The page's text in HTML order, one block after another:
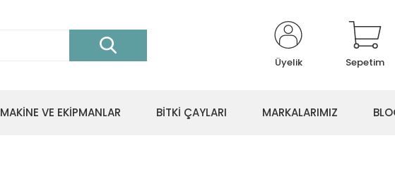
Üyelik Sepetim
MAKİNE VE EKİPMANLAR BİTKİ ÇAYLARI MARKALARIMIZ